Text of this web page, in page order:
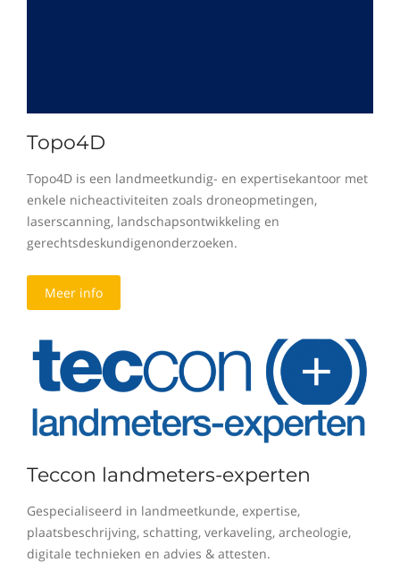
Topo4D
Topo4D is een landmeetkundig- en expertisekantoor met
enkele nicheactiviteiten zoals droneopmetingen,
laserscanning, landschapsontwikkeling en
gerechtsdeskundigenonderzoeken.
Meer info
Teccon landmeters-experten
Gespecialiseerd in landmeetkunde, expertise,
plaatsbeschrijving, schatting, verkaveling, archeologie,
digitale technieken en advies & attesten.